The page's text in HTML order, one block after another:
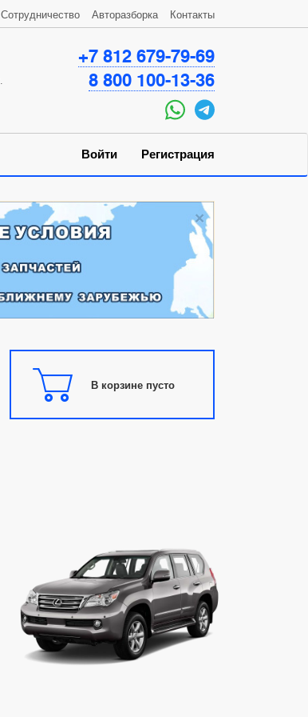
+7 812 679-79-69
8 800 100-13-36
Сотрудничество Авторазборка Контакты
Войти Регистрация
×
В корзине пусто